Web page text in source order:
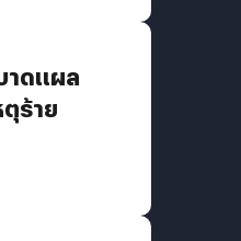
าดแผล
ตุร้าย